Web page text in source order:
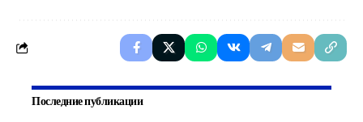
Последние публикации